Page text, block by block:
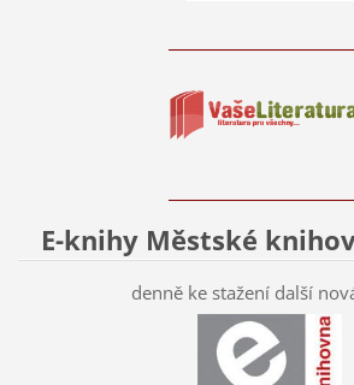
E-knihy Městské
denně ke stažení další